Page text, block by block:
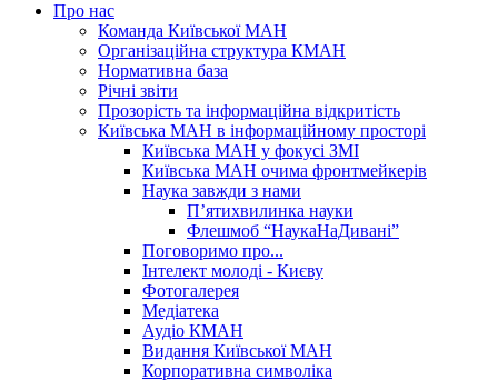
Про нас
Команда Київської МАН
Організаційна структура КМАН
Нормативна база
Річні звіти
Прозорість та інформаційна відкритість
Київська МАН в інформаційному просторі
Київська МАН у фокусі ЗМІ
Київська МАН очима фронтмейкерів
Наука завжди з нами
П’ятихвилинка науки
Флешмоб “НаукаНаДивані”
Поговоримо про...
Інтелект молоді - Києву
Фотогалерея
Медіатека
Аудіо КМАН
Видання Київської МАН
Корпоративна символіка